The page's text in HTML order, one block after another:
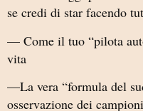
se credi di star facendo
— Come il tuo “pilota
vita
—La vera “formula del
osservazione dei